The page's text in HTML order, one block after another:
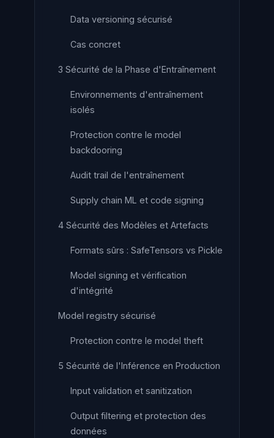
Data versioning sécurisé
Cas concret
3 Sécurité de la Phase d'Entraînement
Environnements d'entraînement
isolés
Protection contre le model
backdooring
Audit trail de l'entraînement
Supply chain ML et code signing
4 Sécurité des Modèles et Artefacts
Formats sûrs : SafeTensors vs Pickle
Model signing et vérification
d'intégrité
Model registry sécurisé
Protection contre le model theft
5 Sécurité de l'Inférence en Production
Input validation et sanitization
Output filtering et protection des
données